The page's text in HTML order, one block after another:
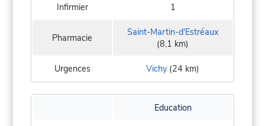
Infirmier 1
Pharmacie
Saint-Martin-d'Estréaux
(8,1 km)
Urgences Vichy (24 km)
Education